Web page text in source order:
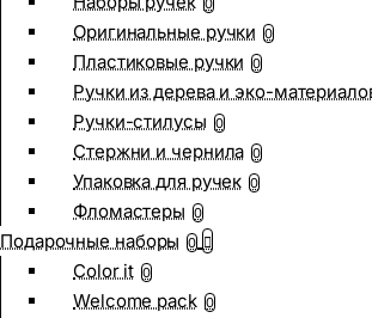
0
Оригинальные ручки 0
Пластиковые ручки 0
Ручки из дерева и эко-
Ручки-стилусы 0
Стержни и чернила 0
Упаковка для ручек 0
Фломастеры 0
Подарочные наборы 0
Color it 0
Welcome pack 0